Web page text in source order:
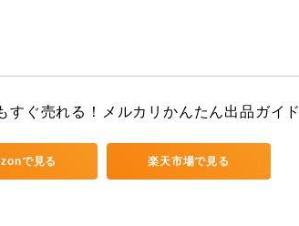
すぐ売れる！メルカリかんたん出品ガイド
で見る 楽天市場で見る